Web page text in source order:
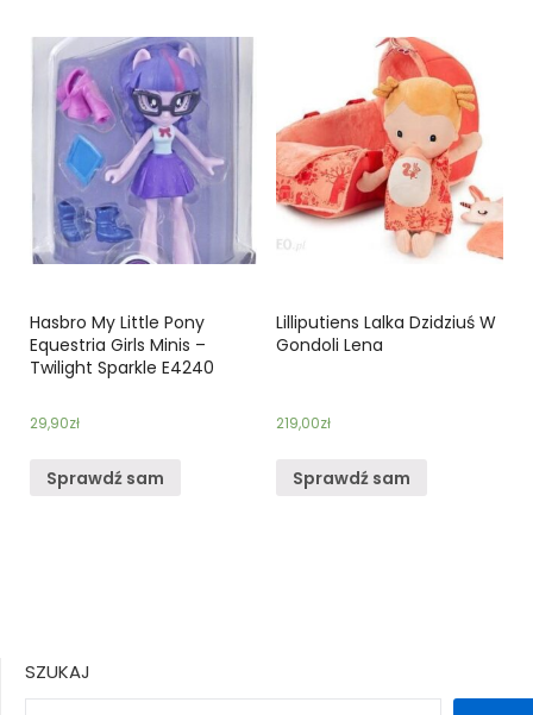
Hasbro My Little Pony
Equestria Girls Minis –
Twilight Sparkle E4240
29,90zł
Sprawdź sam
Lilliputiens Lalka Dzidziuś W
Gondoli Lena
219,00zł
Sprawdź sam
SZUKAJ